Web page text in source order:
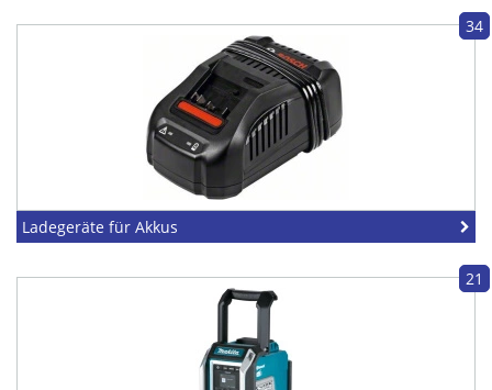
34
Ladegeräte für Akkus
21